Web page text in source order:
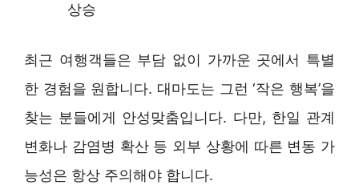
상승
최근 여행객들은 부담 없이 가까운 곳에서 특별
한 경험을 원합니다. 대마도는 그런 ‘작은 행복’을
찾는 분들에게 안성맞춤입니다. 다만, 한일 관계
변화나 감염병 확산 등 외부 상황에 따른 변동 가
능성은 항상 주의해야 합니다.